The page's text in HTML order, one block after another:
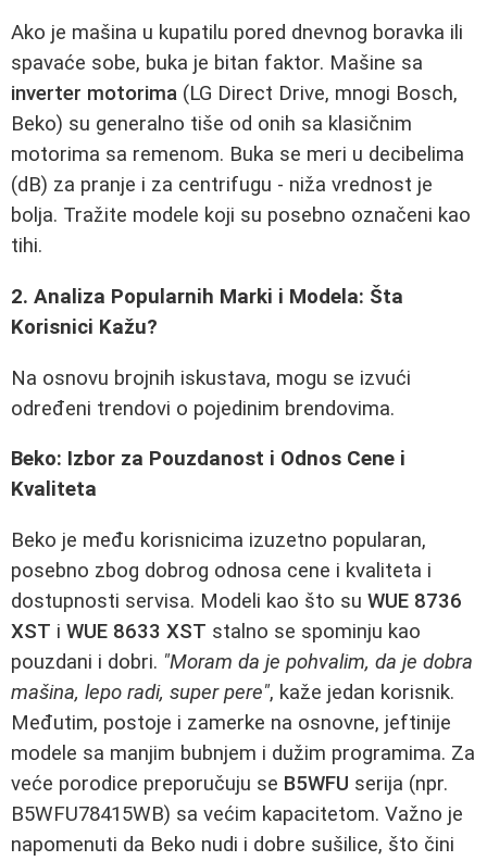
Ako je mašina u kupatilu pored dnevnog boravka ili
spavaće sobe, buka je bitan faktor. Mašine sa
inverter motorima (LG Direct Drive, mnogi Bosch,
Beko) su generalno tiše od onih sa klasičnim
motorima sa remenom. Buka se meri u decibelima
(dB) za pranje i za centrifugu - niža vrednost je
bolja. Tražite modele koji su posebno označeni kao
tihi.
2. Analiza Popularnih Marki i Modela: Šta
Korisnici Kažu?
Na osnovu brojnih iskustava, mogu se izvući
određeni trendovi o pojedinim brendovima.
Beko: Izbor za Pouzdanost i Odnos Cene i
Kvaliteta
Beko je među korisnicima izuzetno popularan,
posebno zbog dobrog odnosa cene i kvaliteta i
dostupnosti servisa. Modeli kao što su WUE 8736
XST i WUE 8633 XST stalno se spominju kao
pouzdani i dobri. "Moram da je pohvalim, da je dobra
mašina, lepo radi, super pere", kaže jedan korisnik.
Međutim, postoje i zamerke na osnovne, jeftinije
modele sa manjim bubnjem i dužim programima. Za
veće porodice preporučuju se B5WFU serija (npr.
B5WFU78415WB) sa većim kapacitetom. Važno je
napomenuti da Beko nudi i dobre sušilice, što čini